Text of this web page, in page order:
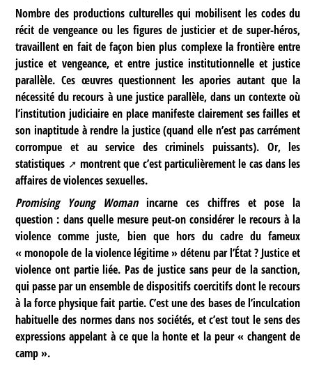
Nombre des productions culturelles qui mobilisent les codes du
récit de vengeance ou les figures de justicier et de super-héros,
travaillent en fait de façon bien plus complexe la frontière entre
justice et vengeance, et entre justice institutionnelle et justice
parallèle. Ces œuvres questionnent les apories autant que la
nécessité du recours à une justice parallèle, dans un contexte où
l’institution judiciaire en place manifeste clairement ses failles et
son inaptitude à rendre la justice (quand elle n’est pas carrément
corrompue et au service des criminels puissants). Or, les
statistiques
montrent que c’est particulièrement le cas dans les
affaires de violences sexuelles.
Promising Young Womanincarne ces chiffres et pose la
question : dans quelle mesure peut-on considérer le recours à la
violence comme juste, bien que hors du cadre du fameux
« monopole de la violence légitime » détenu par l’État ? Justice et
violence ont partie liée. Pas de justice sans peur de la sanction,
qui passe par un ensemble de dispositifs coercitifs dont le recours
à la force physique fait partie. C’est une des bases de l’inculcation
habituelle des normes dans nos sociétés, et c’est tout le sens des
expressions appelant à ce que la honte et la peur « changent de
camp ».